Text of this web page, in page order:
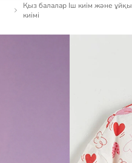
Қыз балалар Іш киім және ұйқы
киімі